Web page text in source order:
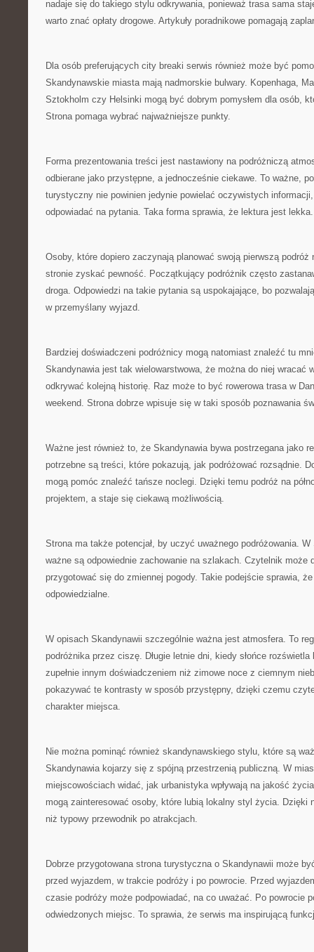
nadaje się do takiego stylu odkrywania, ponieważ trasa sama
warto znać opłaty drogowe. Artykuły poradnikowe pomagają
Dla osób preferujących city breaki serwis również może być
Skandynawskie miasta mają nadmorskie bulwary. Kopenhaga,
Sztokholm czy Helsinki mogą być dobrym pomysłem dla osób,
Strona pomaga wybrać najważniejsze punkty.
Forma prezentowania treści jest nastawiony na podróżniczą
odbierane jako przystępne, a jednocześnie ciekawe. To ważne,
turystyczny nie powinien jedynie powielać oczywistych
odpowiadać na pytania. Taka forma sprawia, że lektura jest lekka.
Osoby, które dopiero zaczynają planować swoją pierwszą podróż
stronie zyskać pewność. Początkujący podróżnik często
droga. Odpowiedzi na takie pytania są uspokajające, bo
w przemyślany wyjazd.
Bardziej doświadczeni podróżnicy mogą natomiast znaleźć tu
Skandynawia jest tak wielowarstwowa, że można do niej wracać
odkrywać kolejną historię. Raz może to być rowerowa trasa w
weekend. Strona dobrze wpisuje się w taki sposób poznawania
Ważne jest również to, że Skandynawia bywa postrzegana jako
potrzebne są treści, które pokazują, jak podróżować rozsądnie.
mogą pomóc znaleźć tańsze noclegi. Dzięki temu podróż na
projektem, a staje się ciekawą możliwością.
Strona ma także potencjał, by uczyć uważnego podróżowania.
ważne są odpowiednie zachowanie na szlakach. Czytelnik może
przygotować się do zmiennej pogody. Takie podejście sprawia,
odpowiedzialne.
W opisach Skandynawii szczególnie ważna jest atmosfera. To
podróżnika przez ciszę. Długie letnie dni, kiedy słońce
zupełnie innym doświadczeniem niż zimowe noce z ciemnym
pokazywać te kontrasty w sposób przystępny, dzięki czemu
charakter miejsca.
Nie można pominąć również skandynawskiego stylu, które są
Skandynawia kojarzy się z spójną przestrzenią publiczną. W
miejscowościach widać, jak urbanistyka wpływają na jakość
mogą zainteresować osoby, które lubią lokalny styl życia. Dzięki
niż typowy przewodnik po atrakcjach.
Dobrze przygotowana strona turystyczna o Skandynawii może
przed wyjazdem, w trakcie podróży i po powrocie. Przed
czasie podróży może podpowiadać, na co uważać. Po powrocie
odwiedzonych miejsc. To sprawia, że serwis ma inspirującą